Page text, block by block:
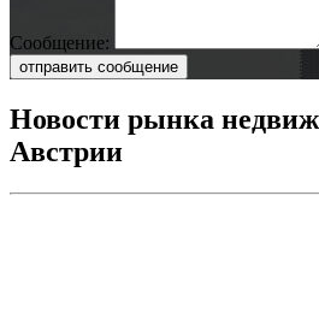
Сообщение:
отправить сообщение
Новости рынка
Австрии